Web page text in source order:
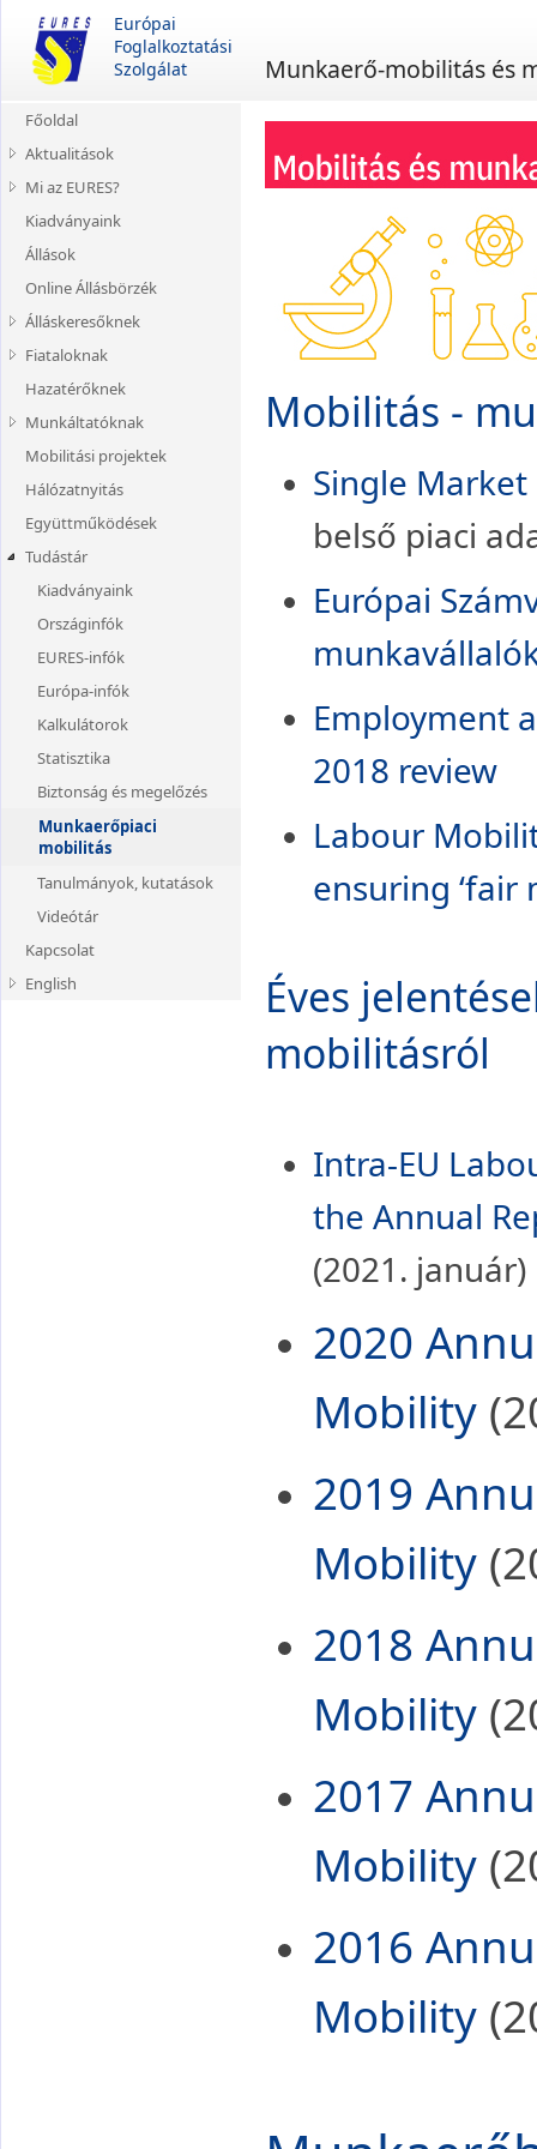
Európai
Foglalkoztatási
Szolgálat
Munkaerő-mobilitás és
Főoldal
Aktualitások
Munkaviszony
Mi az EURES?
Története
Jogi háttere
Kiadványaink
Állások
Online Állásbörzék
Álláskeresőknek
Mielőtt elindulna
Ne váljon áldozattá!
Munkavállalók szabad
munkavállalóknak
PDU1 kiállítása
Fiataloknak
Gyakornoki és
Hazatérőknek
Munkáltatóknak
Közvetítés és toborzás
Közvetítők és kölcsönzők
Mobilitási projektek
Hálózatnyitás
Együttműködések
Tudástár
Kiadványaink
Országinfók
EURES-infók
Európa-infók
Kalkulátorok
Statisztika
Biztonság és megelőzés
Munkaerőpiaci
mobilitás
Tanulmányok, kutatások
Videótár
Kapcsolat
English
Mobilitás -
Single
belső piaci
Európai
Employment
2018 review
Labour
ensuring ‘fair
Éves
mobilitásról
Intra-EU
the Annual
(2021. január)
2020
Mobility
2019
Mobility
2018
Mobility
2017
Mobility
2016
Mobility